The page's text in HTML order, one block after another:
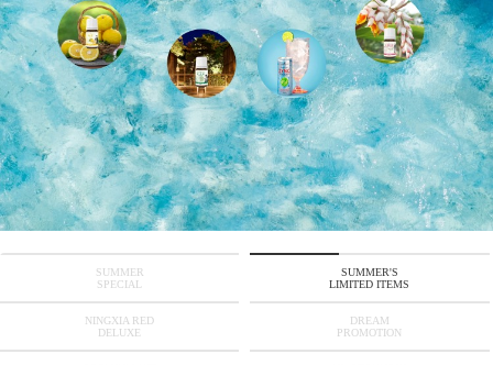
SUMMER
SPECIAL
SUMMER'S
LIMITED ITEMS
NINGXIA RED
DELUXE
DREAM
PROMOTION